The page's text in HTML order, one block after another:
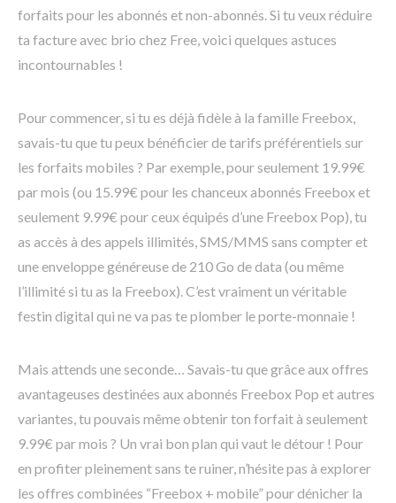
forfaits pour les abonnés et non-abonnés. Si tu veux réduire
ta facture avec brio chez Free, voici quelques astuces
incontournables !
Pour commencer, si tu es déjà fidèle à la famille Freebox,
savais-tu que tu peux bénéficier de tarifs préférentiels sur
les forfaits mobiles ? Par exemple, pour seulement 19.99€
par mois (ou 15.99€ pour les chanceux abonnés Freebox et
seulement 9.99€ pour ceux équipés d’une Freebox Pop), tu
as accès à des appels illimités, SMS/MMS sans compter et
une enveloppe généreuse de 210 Go de data (ou même
l’illimité si tu as la Freebox). C’est vraiment un véritable
festin digital qui ne va pas te plomber le porte-monnaie !
Mais attends une seconde… Savais-tu que grâce aux offres
avantageuses destinées aux abonnés Freebox Pop et autres
variantes, tu pouvais même obtenir ton forfait à seulement
9.99€ par mois ? Un vrai bon plan qui vaut le détour ! Pour
en profiter pleinement sans te ruiner, n’hésite pas à explorer
les offres combinées “Freebox + mobile” pour dénicher la